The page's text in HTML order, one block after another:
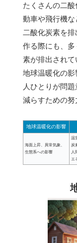
たくさんの二
動車や飛行機
二酸化炭素を
作る際にも、
素が排出されて
地球温暖化の
人ひとりが問
減らすための努
地球温暖化の影響
海面上昇、異常気象、
生態系への影響
温
炭
人
エ